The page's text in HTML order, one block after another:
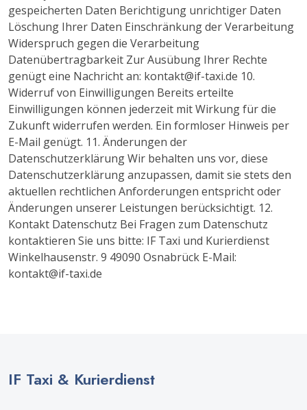
gespeicherten Daten Berichtigung unrichtiger Daten
Löschung Ihrer Daten Einschränkung der Verarbeitung
Widerspruch gegen die Verarbeitung
Datenübertragbarkeit Zur Ausübung Ihrer Rechte
genügt eine Nachricht an: kontakt@if-taxi.de 10.
Widerruf von Einwilligungen Bereits erteilte
Einwilligungen können jederzeit mit Wirkung für die
Zukunft widerrufen werden. Ein formloser Hinweis per
E-Mail genügt. 11. Änderungen der
Datenschutzerklärung Wir behalten uns vor, diese
Datenschutzerklärung anzupassen, damit sie stets den
aktuellen rechtlichen Anforderungen entspricht oder
Änderungen unserer Leistungen berücksichtigt. 12.
Kontakt Datenschutz Bei Fragen zum Datenschutz
kontaktieren Sie uns bitte: IF Taxi und Kurierdienst
Winkelhausenstr. 9 49090 Osnabrück E-Mail:
kontakt@if-taxi.de
IF Taxi & Kurierdienst